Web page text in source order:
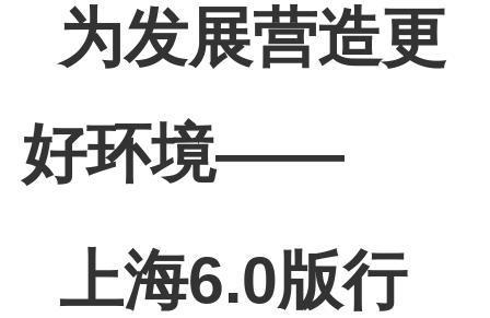
为发展营造更
好环境——
上海6.0版行